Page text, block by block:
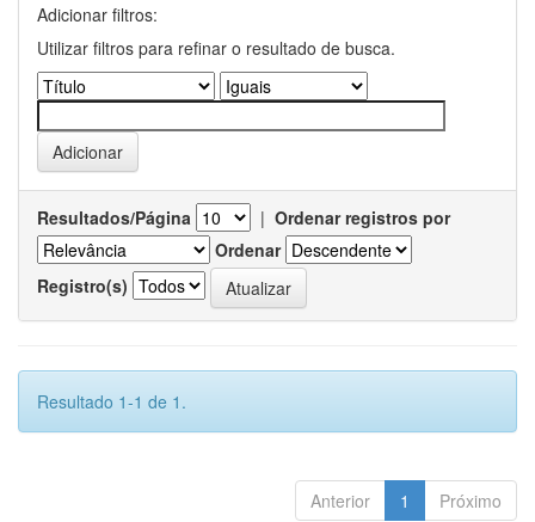
Adicionar filtros:
Utilizar filtros para refinar o resultado de busca.
Resultados/Página | Ordenar registros por
Ordenar
Registro(s)
Resultado 1-1 de 1.
Anterior 1 Próximo